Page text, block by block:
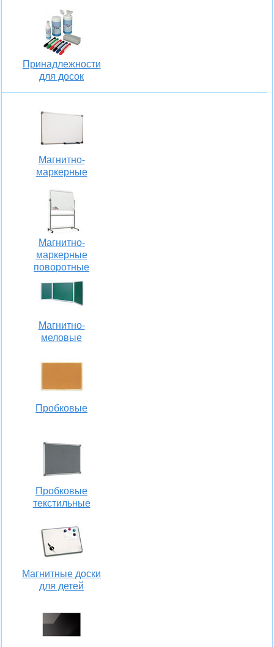
Принадлежности
для досок
Магнитно-
маркерные
Магнитно-
маркерные
поворотные
Магнитно-
меловые
Пробковые
Пробковые
текстильные
Магнитные доски
для детей